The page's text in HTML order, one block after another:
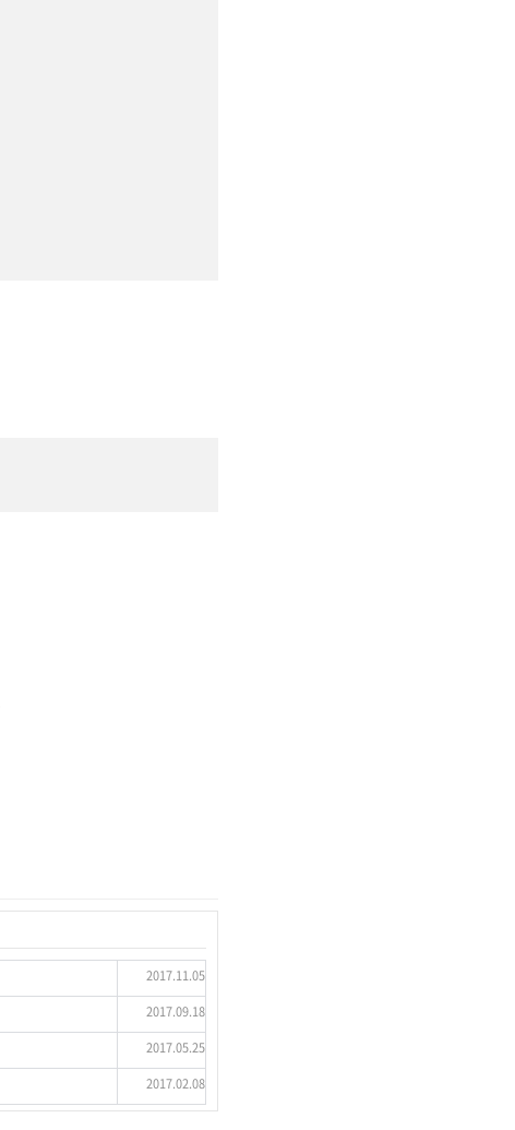
2017.11.05
2017.09.18
2017.05.25
2017.02.08